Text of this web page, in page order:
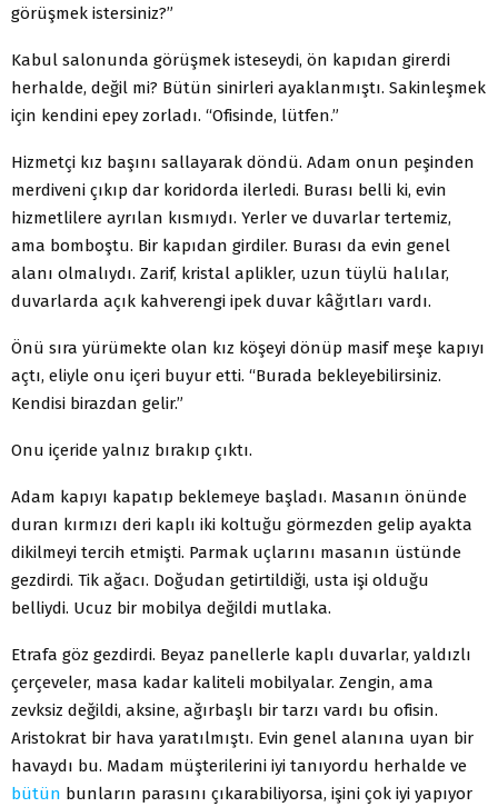
görüşmek istersiniz?”
Kabul salonunda görüşmek isteseydi, ön kapıdan gi­rerdi
herhalde, değil mi? Bütün sinirleri ayaklanmıştı. Sa­kinleşmek
için kendini epey zorladı. “Ofisinde, lütfen.”
Hizmetçi kız başını sallayarak döndü. Adam onun peşinden
merdiveni çıkıp dar koridorda ilerledi. Burası belli ki, evin
hizmetlilere ayrılan kısmıydı. Yerler ve duvarlar tertemiz,
ama bomboştu. Bir kapıdan girdiler. Burası da evin genel
alanı olmalıydı. Zarif, kristal aplik­ler, uzun tüylü halılar,
duvarlarda açık kahverengi ipek duvar kâğıtları vardı.
Önü sıra yürümekte olan kız köşeyi dönüp masif meşe kapıyı
açtı, eliyle onu içeri buyur etti. “Burada bekleyebilirsiniz.
Kendisi birazdan gelir.”
Onu içeride yalnız bırakıp çıktı.
Adam kapıyı kapatıp beklemeye başladı. Masanın önünde
duran kırmızı deri kaplı iki koltuğu görmez­den gelip ayakta
dikilmeyi tercih etmişti. Parmak uç­larını masanın üstünde
gezdirdi. Tik ağacı. Doğudan getirtildiği, usta işi olduğu
belliydi. Ucuz bir mobilya değildi mutlaka.
Etrafa göz gezdirdi. Beyaz panellerle kaplı duvarlar, yaldızlı
çerçeveler, masa kadar kaliteli mobilyalar. Zen­gin, ama
zevksiz değildi, aksine, ağırbaşlı bir tarzı vardı bu ofisin.
Aristokrat bir hava yaratılmıştı. Evin genel alanına uyan bir
havaydı bu. Madam müşterilerini iyi tanıyordu herhalde ve
bütün bunların parasını çıkarabiliyorsa, işini çok iyi yapıyor